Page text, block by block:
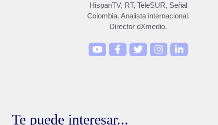
HispanTV, RT, TeleSUR, Señal
Colombia. Analista internacional.
Director dXmedio.
Te puede interesar...